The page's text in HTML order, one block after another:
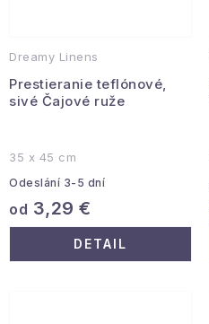
Dreamy Linens
Prestieranie teflónové,
sivé Čajové ruže
35 x 45 cm
Odeslání 3-5 dní
od 3,29 €
DETAIL